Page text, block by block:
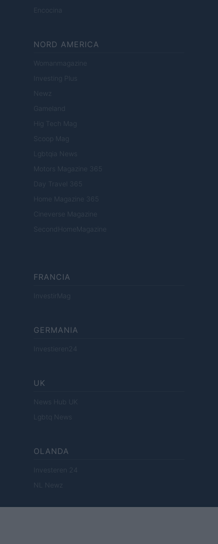
Encocina
NORD AMERICA
Womanmagazine
Investing Plus
Newz
Gameland
Hig Tech Mag
Scoop Mag
Lgbtqia News
Motors Magazine 365
Day Travel 365
Home Magazine 365
Cineverse Magazine
SecondHomeMagazine
FRANCIA
InvestirMag
GERMANIA
Investieren24
UK
News Hub UK
Lgbtq News
OLANDA
Investeren 24
NL Newz